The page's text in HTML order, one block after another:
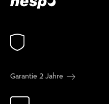
Garantie 2 Jahre